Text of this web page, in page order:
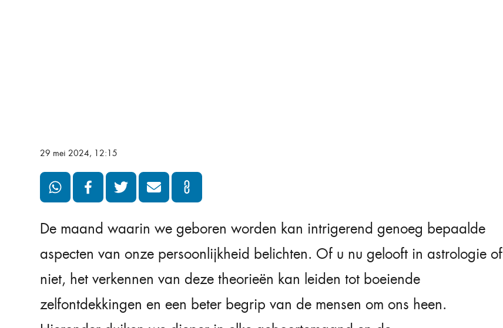
29 mei 2024, 12:15
De maand waarin we geboren worden kan intrigerend genoeg bepaalde
aspecten van onze persoonlijkheid belichten. Of u nu gelooft in astrologie of
niet, het verkennen van deze theorieën kan leiden tot boeiende
zelfontdekkingen en een beter begrip van de mensen om ons heen.